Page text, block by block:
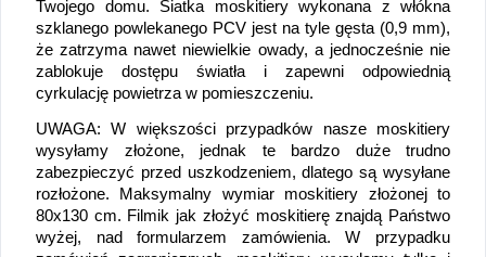
Twojego domu. Siatka moskitiery wykonana z włókna
szklanego powlekanego PCV jest na tyle gęsta (0,9 mm),
że zatrzyma nawet niewielkie owady, a jednocześnie nie
zablokuje dostępu światła i zapewni odpowiednią
cyrkulację powietrza w pomieszczeniu.
UWAGA: W większości przypadków nasze moskitiery
wysyłamy złożone, jednak te bardzo duże trudno
zabezpieczyć przed uszkodzeniem, dlatego są wysyłane
rozłożone. Maksymalny wymiar moskitiery złożonej to
80x130 cm. Filmik jak złożyć moskitierę znajdą Państwo
wyżej, nad formularzem zamówienia. W przypadku